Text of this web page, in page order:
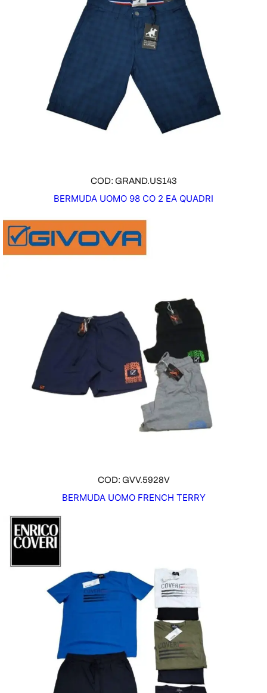
COD: GRAND.US143
BERMUDA UOMO 98 CO 2 EA QUADRI
COD: GVV.5928V
BERMUDA UOMO FRENCH TERRY